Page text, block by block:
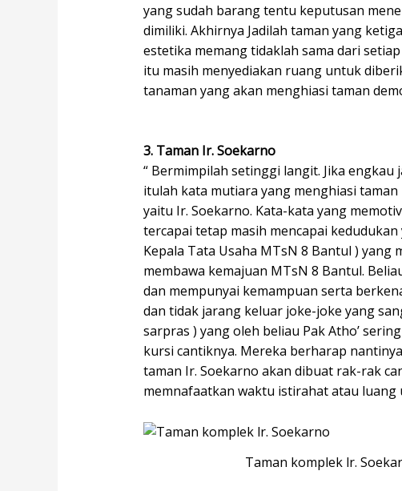
yang sudah barang tentu keputusan
dimiliki. Akhirnya Jadilah taman yang
estetika memang tidaklah sama dari
itu masih menyediakan ruang untuk
tanaman yang akan menghiasi taman
3. Taman Ir. Soekarno
“ Bermimpilah setinggi langit. Jika
itulah kata mutiara yang menghiasi
yaitu Ir. Soekarno. Kata-kata yang
tercapai tetap masih mencapai
Kepala Tata Usaha MTsN 8 Bantul )
membawa kemajuan MTsN 8 Bantul.
dan mempunyai kemampuan serta
dan tidak jarang keluar joke-joke yang
sarpras ) yang oleh beliau Pak Atho’
kursi cantiknya. Mereka berharap
taman Ir. Soekarno akan dibuat rak-rak
memnafaatkan waktu istirahat atau
Taman komplek lr.